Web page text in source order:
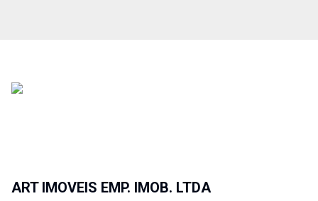
ART IMOVEIS EMP. IMOB. LTDA